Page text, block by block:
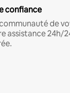
confiance
de
assistance 24h/